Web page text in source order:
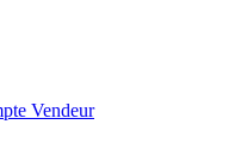
Vendeur